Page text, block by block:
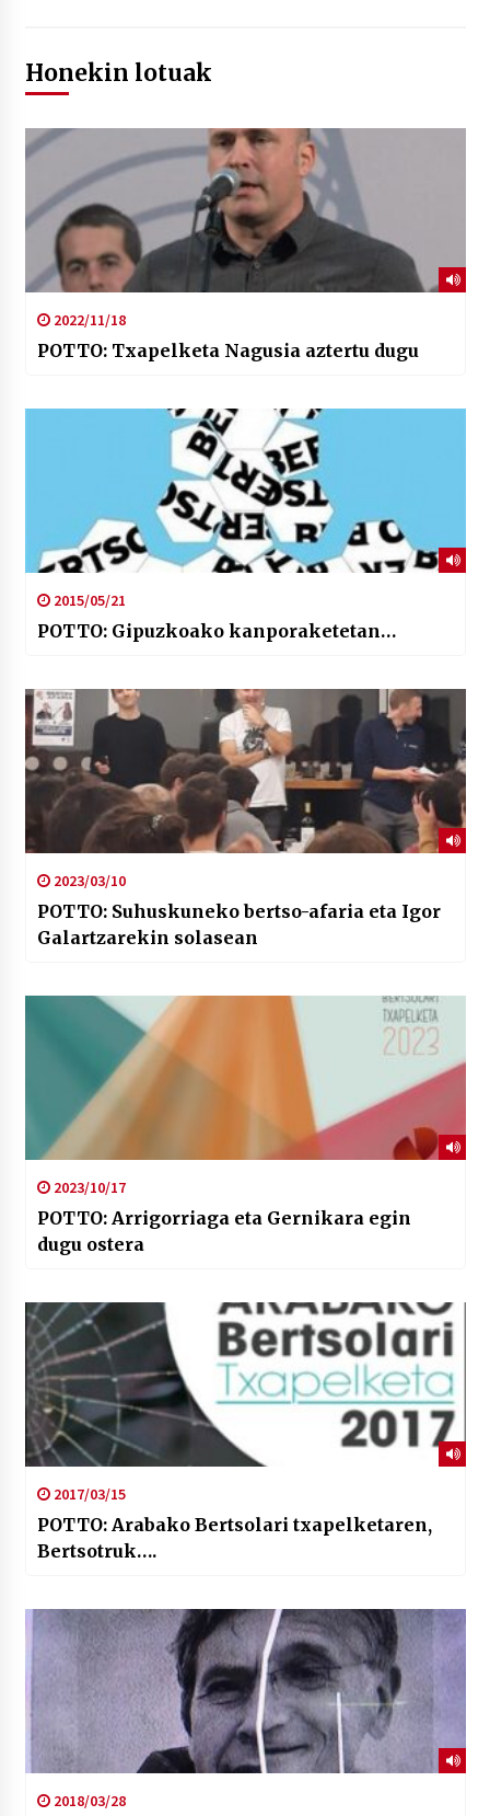
Honekin lotuak
2022/11/18
POTTO: Txapelketa Nagusia aztertu dugu
2015/05/21
POTTO: Gipuzkoako kanporaketetan…
2023/03/10
POTTO: Suhuskuneko bertso-afaria eta Igor
Galartzarekin solasean
2023/10/17
POTTO: Arrigorriaga eta Gernikara egin
dugu ostera
2017/03/15
POTTO: Arabako Bertsolari txapelketaren,
Bertsotruk….
2018/03/28